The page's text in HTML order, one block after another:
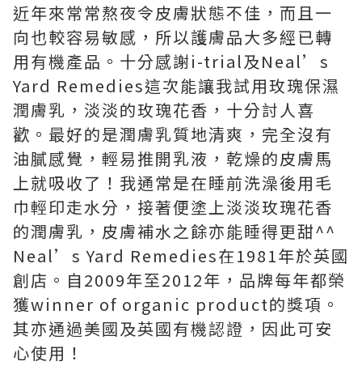
近年來常常熬夜令皮膚狀態不佳，而且一
向也較容易敏感，所以護膚品大多經已轉
用有機產品。十分感謝i-trial及Neal’s
Yard Remedies這次能讓我試用玫瑰保濕
潤膚乳，淡淡的玫瑰花香，十分討人喜
歡。最好的是潤膚乳質地清爽，完全沒有
油膩感覺，輕易推開乳液，乾燥的皮膚馬
上就吸收了！我通常是在睡前洗澡後用毛
巾輕印走水分，接著便塗上淡淡玫瑰花香
的潤膚乳，皮膚補水之餘亦能睡得更甜^^
Neal’s Yard Remedies在1981年於英國
創店。自2009年至2012年，品牌每年都榮
獲winner of organic product的獎項。
其亦通過美國及英國有機認證，因此可安
心使用！